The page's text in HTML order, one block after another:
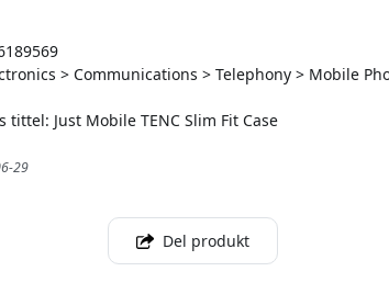
> Communications > Telephony > Mobile
tittel: Just Mobile TENC Slim Fit Case
29
Del produkt